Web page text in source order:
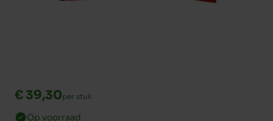
€ 39,30per stuk
Op voorraad